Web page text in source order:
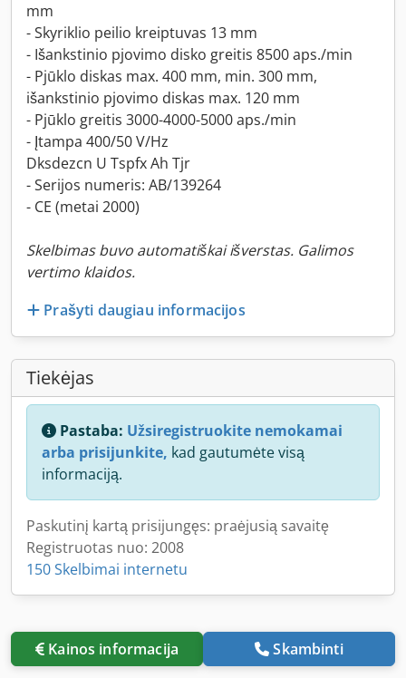
mm
- Skyriklio peilio kreiptuvas 13 mm
- Išankstinio pjovimo disko greitis 8500 aps./min
- Pjūklo diskas max. 400 mm, min. 300 mm,
išankstinio pjovimo diskas max. 120 mm
- Pjūklo greitis 3000-4000-5000 aps./min
- Įtampa 400/50 V/Hz
Dksdezcn U Tspfx Ah Tjr
- Serijos numeris: AB/139264
- CE (metai 2000)
Skelbimas buvo automatiškai išverstas. Galimos
vertimo klaidos.
Prašyti daugiau informacijos
Tiekėjas
Pastaba: Užsiregistruokite nemokamai
arba prisijunkite, kad gautumėte visą
informaciją.
Paskutinį kartą prisijungęs: praėjusią savaitę
Registruotas nuo: 2008
150 Skelbimai internetu
Kainos informacija Skambinti